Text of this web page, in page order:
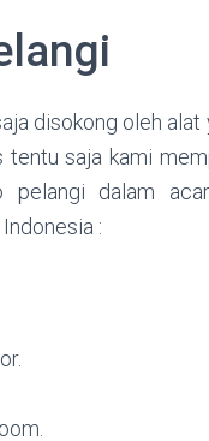
disokong oleh
saja kami
dalam
: